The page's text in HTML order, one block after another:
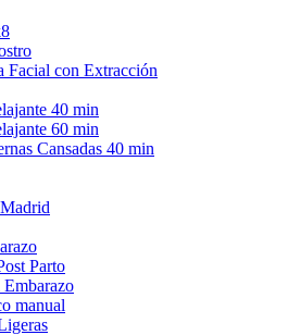
Facial con Extracción
40 min
60 min
Cansadas 40 min
Parto
manual